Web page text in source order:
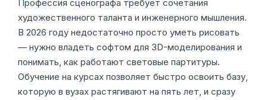
Профессия сценографа требует сочетания
художественного таланта и инженерного мышления.
В 2026 году недостаточно просто уметь рисовать
— нужно владеть софтом для 3D-моделирования и
понимать, как работают световые партитуры.
Обучение на курсах позволяет быстро освоить базу,
которую в вузах растягивают на пять лет, и сразу